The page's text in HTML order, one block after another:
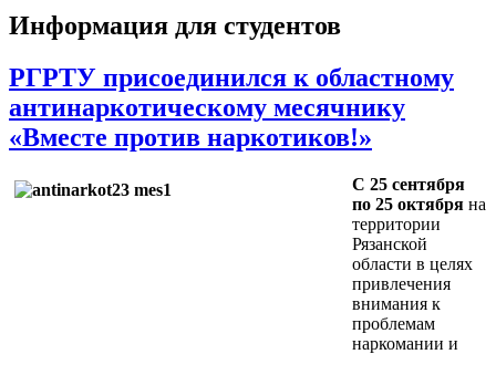
Информация для студентов
РГРТУ присоединился к областному
антинаркотическому месячнику
«Вместе против наркотиков!»
С 25 сентября
по 25 октября на
территории
Рязанской
области в целях
привлечения
внимания к
проблемам
наркомании и